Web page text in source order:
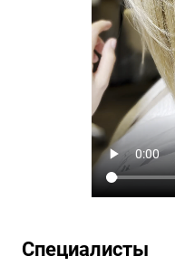
Специалисты